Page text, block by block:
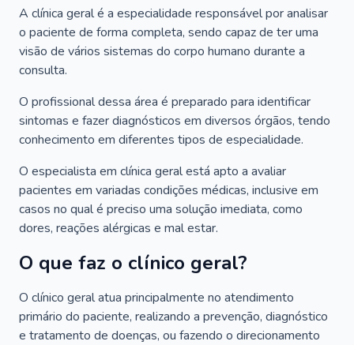
A clínica geral é a especialidade responsável por analisar
o paciente de forma completa, sendo capaz de ter uma
visão de vários sistemas do corpo humano durante a
consulta.
O profissional dessa área é preparado para identificar
sintomas e fazer diagnósticos em diversos órgãos, tendo
conhecimento em diferentes tipos de especialidade.
O especialista em clínica geral está apto a avaliar
pacientes em variadas condições médicas, inclusive em
casos no qual é preciso uma solução imediata, como
dores, reações alérgicas e mal estar.
O que faz o clínico geral?
O clínico geral atua principalmente no atendimento
primário do paciente, realizando a prevenção, diagnóstico
e tratamento de doenças, ou fazendo o direcionamento